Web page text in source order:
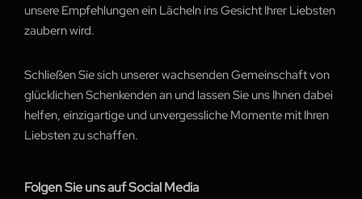
unsere Empfehlungen ein Lächeln ins Gesicht Ihrer Liebsten
zaubern wird.
Schließen Sie sich unserer wachsenden Gemeinschaft von
glücklichen Schenkenden an und lassen Sie uns Ihnen dabei
helfen, einzigartige und unvergessliche Momente mit Ihren
Liebsten zu schaffen.
Folgen Sie uns auf Social Media